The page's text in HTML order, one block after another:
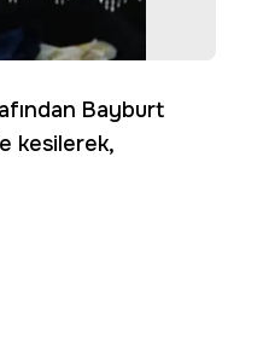
Bayburt
kesilerek,